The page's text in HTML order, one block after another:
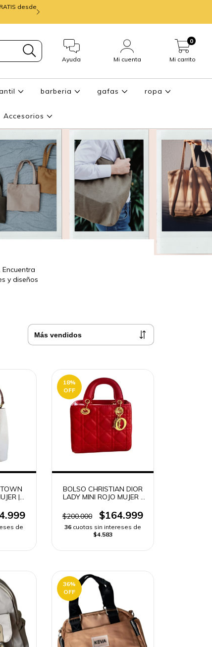
desde
Ayuda Mi cuenta Mi carrito
0
barberia gafas ropa
Accesorios
y diseños
|
de
18%
OFF
BOLSO CHRISTIAN DIOR
LADY MINI ROJO MUJER |
$200.000
$164.999
36 cuotas sin intereses de
$4.583
36%
OFF